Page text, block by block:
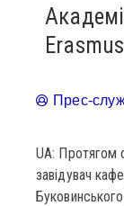
Прес-
UA: Протягом
завідувач